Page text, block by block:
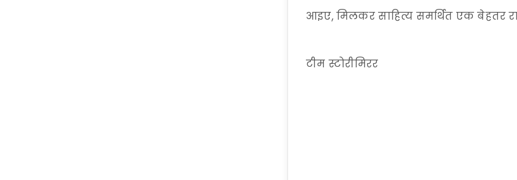
आइए, मिलकर साहित्य समर्थित एक बेहतर
टीम स्टोरीमिरर